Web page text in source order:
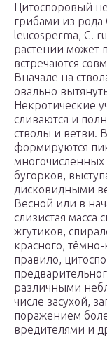
Цитоспоровый
грибами из рода
leucosperma, C.
растении может
встречаются
Вначале на
овально
Некротические
сливаются и
стволы и ветви.
формируются
бугорков,
дисковидными
Весной или в
слизистая масса
жгутиков,
красного,
правило,
различными
числе засухой,
поражением
вредителями и